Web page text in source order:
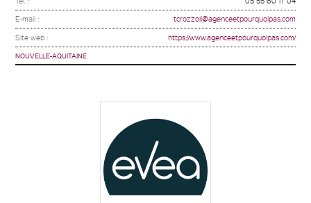
E-mail : tcrozzoli@agenceetpourquoipas.com
Site web : https://www.agenceetpourquoipas.com/
NOUVELLE-AQUITAINE